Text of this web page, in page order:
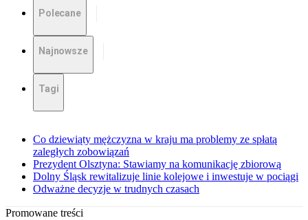
Polecane
Najnowsze
Tagi
Co dziewiąty mężczyzna w kraju ma problemy ze spłatą
zaległych zobowiązań
Prezydent Olsztyna: Stawiamy na komunikację zbiorową
Dolny Śląsk rewitalizuje linie kolejowe i inwestuje w pociągi
Odważne decyzje w trudnych czasach
Promowane treści